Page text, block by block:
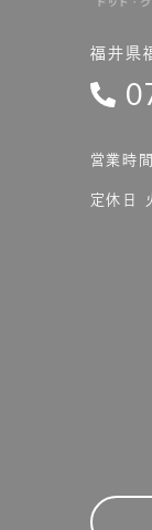
福井県
営業時
定休日